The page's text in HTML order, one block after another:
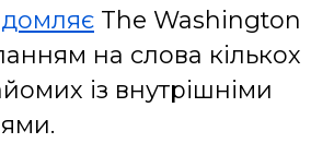
The Washington
на слова кількох
із внутрішніми